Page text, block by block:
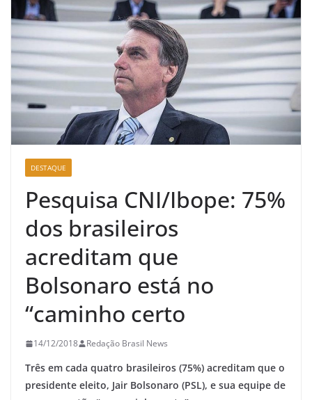
DESTAQUE
Pesquisa CNI/Ibope: 75%
dos brasileiros
acreditam que
Bolsonaro está no
“caminho certo
14/12/2018 Redação Brasil News
Três em cada quatro brasileiros (75%) acreditam que o
presidente eleito, Jair Bolsonaro (PSL), e sua equipe de